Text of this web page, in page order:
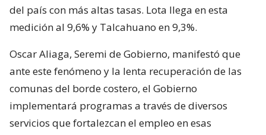
del país con más altas tasas. Lota llega en esta
medición al 9,6% y Talcahuano en 9,3%.
Oscar Aliaga, Seremi de Gobierno, manifestó que
ante este fenómeno y la lenta recuperación de las
comunas del borde costero, el Gobierno
implementará programas a través de diversos
servicios que fortalezcan el empleo en esas